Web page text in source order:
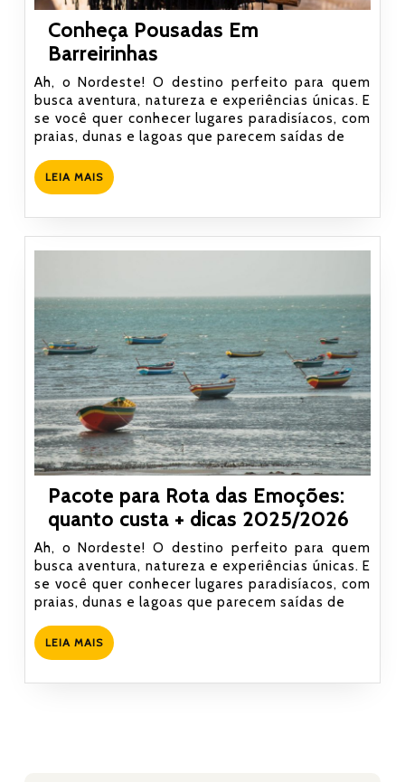
Conheça Pousadas Em
Barreirinhas
Pousadas
Em
Barreirinhas
Ah, o Nordeste! O destino perfeito para quem
busca aventura, natureza e experiências únicas. E
se você quer conhecer lugares paradisíacos, com
praias, dunas e lagoas que parecem saídas de
LEIA MAISLEIA
MAIS
Pacote para Rota das Emoções:
quanto custa + dicas 2025/2026
para
Rota
das
+
Ah, o Nordeste! O destino perfeito para quem
busca aventura, natureza e experiências únicas. E
se você quer conhecer lugares paradisíacos, com
praias, dunas e lagoas que parecem saídas de
LEIA MAISLEIA
MAIS